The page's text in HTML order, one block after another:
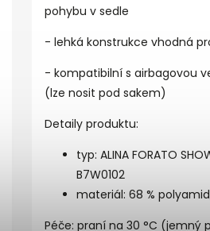
pohybu v sedle
- lehká konstrukce vhodná
- kompatibilní s airbagovou
(lze nosit pod sakem)
Detaily produktu:
typ: ALINA FORATO
B7W0102
materiál: 68 %
Péče: praní na 30 °C (jemný